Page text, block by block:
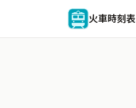
火車時刻表